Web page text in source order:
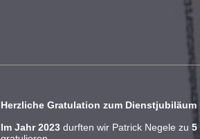
Herzliche Gratulation zum Dienstjubiläum
Im Jahr 2023 durften wir Patrick Negele zu 5